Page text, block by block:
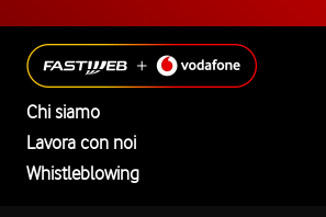
Chi siamo
Lavora con noi
Whistleblowing